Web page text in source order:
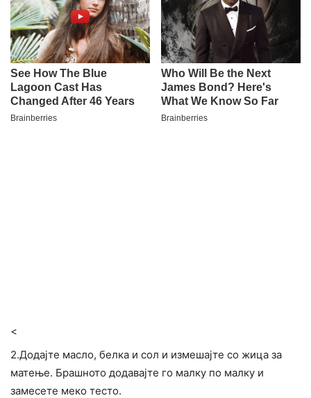
<
2.Додајте масло, белка и сол и измешајте со жица за
матење. Брашното додавајте го малку по малку и
замесете меко тесто.